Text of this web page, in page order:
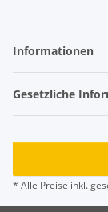
Informationen
Gesetzliche
* Alle Preise inkl.